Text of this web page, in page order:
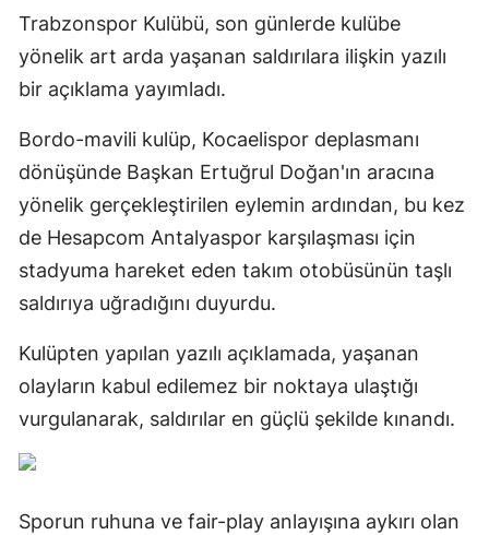
Trabzonspor Kulübü, son günlerde kulübe
yönelik art arda yaşanan saldırılara ilişkin yazılı
bir açıklama yayımladı.
Bordo-mavili kulüp, Kocaelispor deplasmanı
dönüşünde Başkan Ertuğrul Doğan'ın aracına
yönelik gerçekleştirilen eylemin ardından, bu kez
de Hesapcom Antalyaspor karşılaşması için
stadyuma hareket eden takım otobüsünün taşlı
saldırıya uğradığını duyurdu.
Kulüpten yapılan yazılı açıklamada, yaşanan
olayların kabul edilemez bir noktaya ulaştığı
vurgulanarak, saldırılar en güçlü şekilde kınandı.
Sporun ruhuna ve fair-play anlayışına aykırı olan